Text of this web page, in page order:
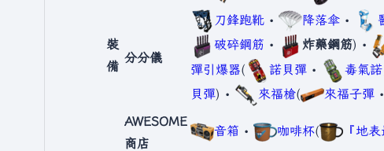
裝
備
分分儀
刀鋒跑靴 • 降落傘 •
破碎鋼筋 • 炸藥鋼筋) •
彈引爆器( 諾貝彈 • 毒氣
貝彈) • 來福槍( 來福子彈 •
AWESOME
商店
音箱 • 咖啡杯( 『地